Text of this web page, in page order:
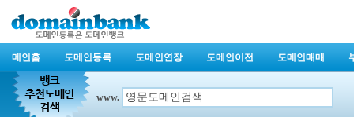
메인홈 도메인등록 도메인연장 도메인이전 도메인매매
www.